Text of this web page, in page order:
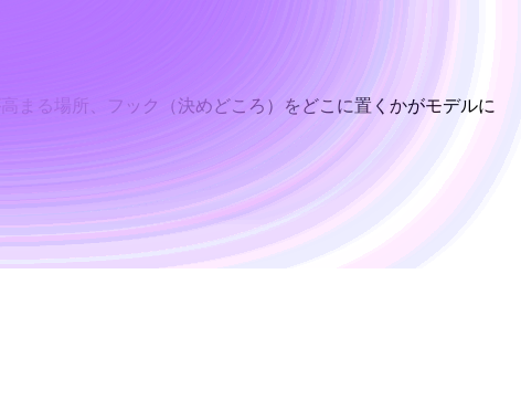
まる場所、フック（決めどころ）をどこに置くかがモデルに